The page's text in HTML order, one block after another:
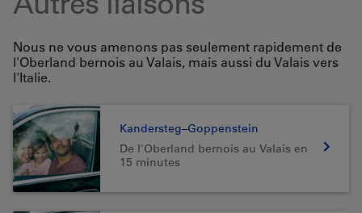
Nous ne vous amenons pas seulement rapidement de
l'Oberland bernois au Valais, mais aussi du Valais vers
l'Italie.
Kandersteg–Goppenstein
De l'Oberland bernois au Valais en
15 minutes